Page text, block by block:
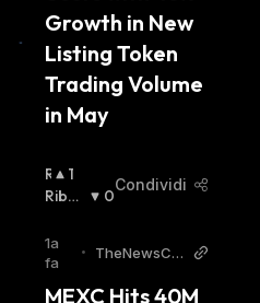
Growth in New
Listing Token
Trading Volume
in May
R
I
L
Z
1
Ribas
0
Condividi
1a
fa
•
TheNewsCry
MEXC Hits 40M